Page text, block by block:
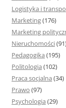
Logistyka i
Marketing(176)
Marketing
Nieruchomości
Pedagogika (195)
Politologia (102)
Praca socjalna (34)
Prawo (97)
Psychologia (29)